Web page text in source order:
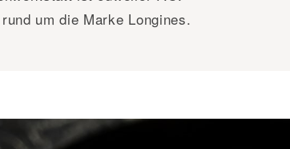
um die Marke Longines.